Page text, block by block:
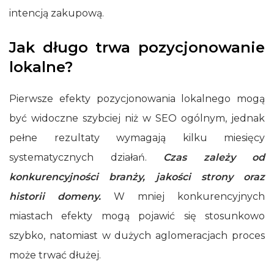
intencją zakupową.
Jak długo trwa pozycjonowanie
lokalne?
Pierwsze efekty pozycjonowania lokalnego mogą
być widoczne szybciej niż w SEO ogólnym, jednak
pełne rezultaty wymagają kilku miesięcy
systematycznych działań.
Czas zależy od
konkurencyjności branży, jakości strony oraz
historii domeny. W mniej konkurencyjnych
miastach efekty mogą pojawić się stosunkowo
szybko, natomiast w dużych aglomeracjach proces
może trwać dłużej.